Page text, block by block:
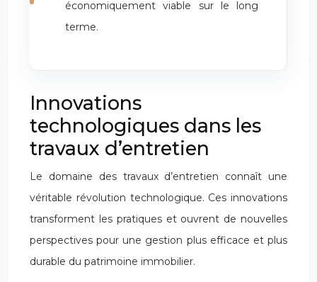
économiquement viable sur le long
terme.
Innovations
technologiques dans les
travaux d’entretien
Le domaine des travaux d’entretien connaît une
véritable révolution technologique. Ces innovations
transforment les pratiques et ouvrent de nouvelles
perspectives pour une gestion plus efficace et plus
durable du patrimoine immobilier.